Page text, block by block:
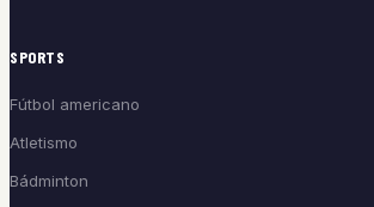
SPORTS
Fútbol americano
Atletismo
Bádminton